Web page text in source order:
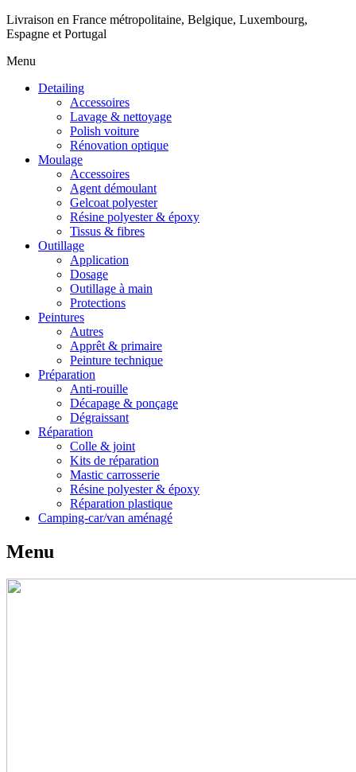
Livraison en France métropolitaine, Belgique, Luxembourg,
Espagne et Portugal
Menu
Detailing
Accessoires
Lavage & nettoyage
Polish voiture
Rénovation optique
Moulage
Accessoires
Agent démoulant
Gelcoat polyester
Résine polyester & époxy
Tissus & fibres
Outillage
Application
Dosage
Outillage à main
Protections
Peintures
Autres
Apprêt & primaire
Peinture technique
Préparation
Anti-rouille
Décapage & ponçage
Dégraissant
Réparation
Colle & joint
Kits de réparation
Mastic carrosserie
Résine polyester & époxy
Réparation plastique
Camping-car/van aménagé
Menu